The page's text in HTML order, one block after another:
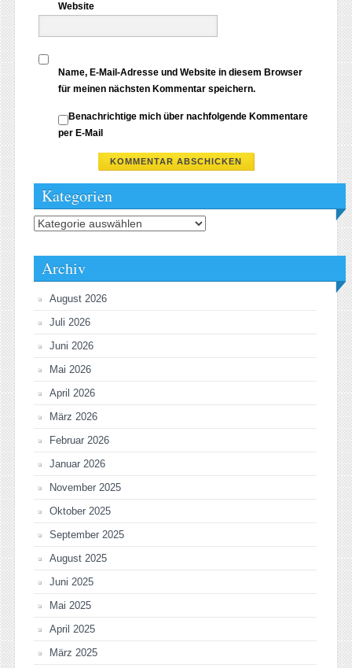
Website
Name, E-Mail-Adresse und Website in diesem Browser
für meinen nächsten Kommentar speichern.
Benachrichtige mich über nachfolgende Kommentare
per E-Mail
Kategorien
Kategorien
Archiv
August 2026
Juli 2026
Juni 2026
Mai 2026
April 2026
März 2026
Februar 2026
Januar 2026
November 2025
Oktober 2025
September 2025
August 2025
Juni 2025
Mai 2025
April 2025
März 2025